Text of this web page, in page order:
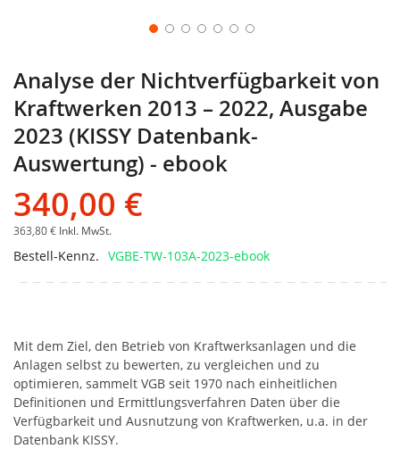
Analyse der Nichtverfügbarkeit von
Kraftwerken 2013 – 2022, Ausgabe
2023 (KISSY Datenbank-
Auswertung) - ebook
340,00 €
363,80 € Inkl. MwSt.
Bestell-Kennz. VGBE-TW-103A-2023-ebook
Mit dem Ziel, den Betrieb von Kraftwerksanlagen und die
Anlagen selbst zu bewerten, zu vergleichen und zu
optimieren, sammelt VGB seit 1970 nach einheitlichen
Definitionen und Ermittlungsverfahren Daten über die
Verfügbarkeit und Ausnutzung von Kraftwerken, u.a. in der
Datenbank KISSY.